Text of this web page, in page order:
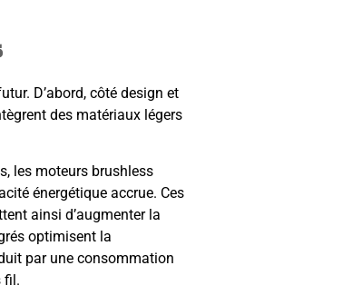
D’abord, côté design et
des matériaux légers
les moteurs brushless
énergétique accrue. Ces
ainsi d’augmenter la
optimisent la
par une consommation
fil.